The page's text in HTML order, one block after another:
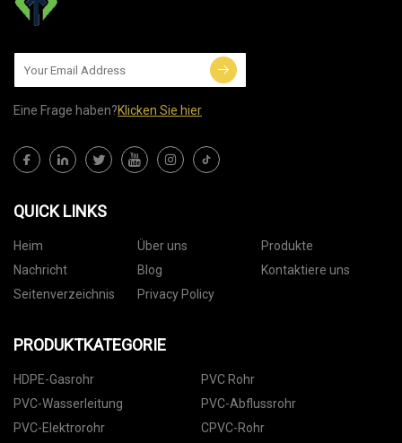
Eine Frage haben?Klicken Sie hier
QUICK LINKS
Heim Über uns
Produkte
Nachricht
Blog
Kontaktiere uns
Seitenverzeichnis
Privacy Policy
PRODUKTKATEGORIE
HDPE-Gasrohr
PVC Rohr
PVC-Wasserleitung
PVC-Abflussrohr
PVC-Elektrorohr
CPVC-Rohr